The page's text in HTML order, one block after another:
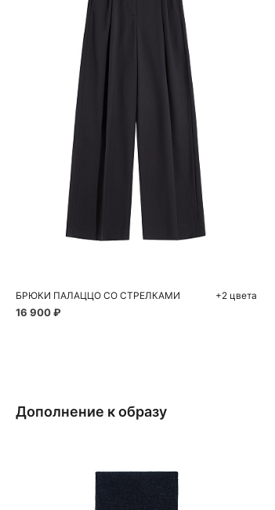
Добавить в корзину
40 44 46 48
БРЮКИ ПАЛАЦЦО СО СТРЕЛКАМИ
16 900 ₽
+2 цвета
Дополнение к образу